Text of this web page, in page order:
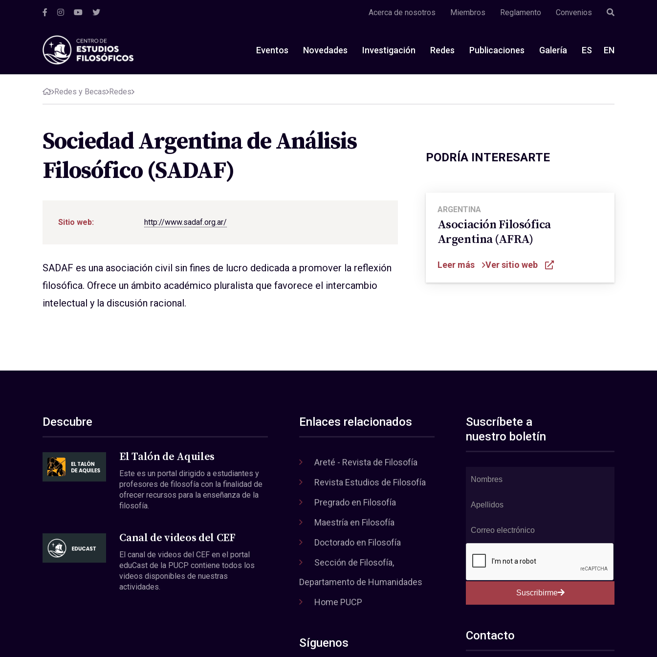
Acerca de nosotros Miembros Reglamento Convenios
Eventos Novedades Investigación Redes Publicaciones Galería ES EN
Redes y Becas Redes
Sociedad Argentina de Análisis
Filosófico (SADAF)
Sitio web: http://www.sadaf.org.ar/
SADAF es una asociación civil sin fines de lucro dedicada a promover la reflexión
filosófica. Ofrece un ámbito académico pluralista que favorece el intercambio
intelectual y la discusión racional.
PODRÍA INTERESARTE
ARGENTINA
Asociación Filosófica
Argentina (AFRA)
Leer más Ver sitio web
Descubre
El Talón de Aquiles
Este es un portal dirigido a estudiantes y
profesores de filosofía con la finalidad de
ofrecer recursos para la enseñanza de la
filosofía.
Canal de videos del CEF
El canal de videos del CEF en el portal
eduCast de la PUCP contiene todos los
videos disponibles de nuestras
actividades.
Enlaces relacionados
Areté - Revista de Filosofía
Revista Estudios de Filosofía
Pregrado en Filosofía
Maestría en Filosofía
Doctorado en Filosofía
Sección de Filosofía,
Departamento de Humanidades
Home PUCP
Síguenos
Suscríbete a
nuestro boletín
Suscribirme
Contacto